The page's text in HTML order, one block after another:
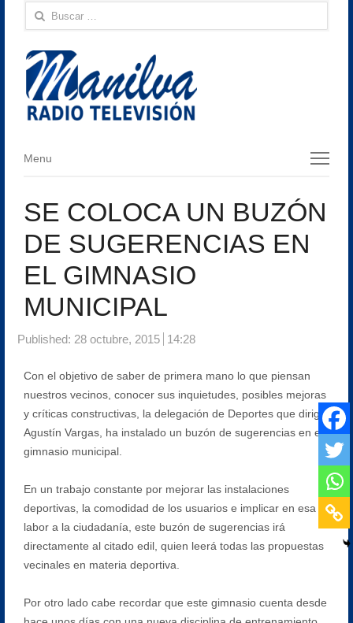
Buscar:
Menu
Menu
SE COLOCA UN BUZÓN
DE SUGERENCIAS EN
EL GIMNASIO
MUNICIPAL
Published: 28 octubre, 2015 14:28
Con el objetivo de saber de primera mano lo que piensan
nuestros vecinos, conocer sus inquietudes, posibles mejoras
y críticas constructivas, la delegación de Deportes que dirige
Agustín Vargas, ha instalado un buzón de sugerencias en el
gimnasio municipal.
En un trabajo constante por mejorar las instalaciones
deportivas, la comodidad de los usuarios e implicar en esa
labor a la ciudadanía, este buzón de sugerencias irá
directamente al citado edil, quien leerá todas las propuestas
vecinales en materia deportiva.
Por otro lado cabe recordar que este gimnasio cuenta desde